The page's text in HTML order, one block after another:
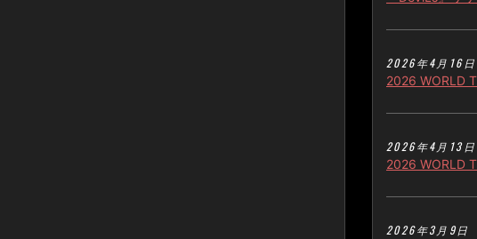
2026年4月16日
2026 WORLD
2026年4月13日
2026 WORLD
2026年3月9日